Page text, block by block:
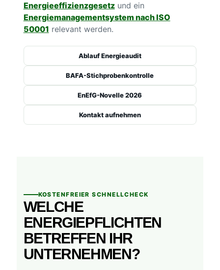
Energieeffizienzgesetzund ein
Energiemanagementsystem nach ISO
50001 relevant werden.
Ablauf Energieaudit
BAFA-Stichprobenkontrolle
EnEfG-Novelle 2026
Kontakt aufnehmen
KOSTENFREIER SCHNELLCHECK
WELCHE
ENERGIEPFLICHTEN
BETREFFEN IHR
UNTERNEHMEN?